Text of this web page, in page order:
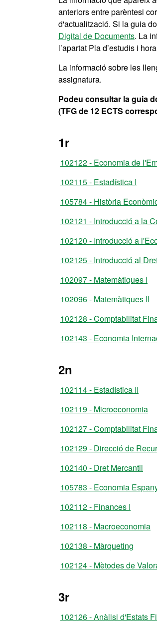
anteriors entre parèntesi
d'actualització. Si la guia
Digital de Documents. La
l’apartat Pla d’estudis i
La informació sobre les
assignatura.
Podeu consultar la guia
(TFG de 12 ECTS
1r
102122 - Economia de
102115 - Estadística I
105784 - Història
102121 - Introducció a la
102120 - Introducció a
102125 - Introducció al
102097 - Matemàtiques I
102096 - Matemàtiques II
102128 - Comptabilitat
102143 - Economia
2n
102114 - Estadística II
102119 - Microeconomia
102127 - Comptabilitat
102129 - Direcció de
102140 - Dret Mercantil
105783 - Economia
102112 - Finances I
102118 - Macroeconomia
102138 - Màrqueting
102124 - Mètodes de
3r
102126 - Anàlisi d'Estats